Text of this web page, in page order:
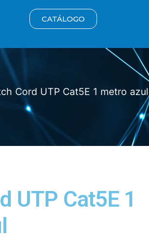
CATÁLOGO
Cord UTP Cat5E 1 metro azul
UTP Cat5E 1